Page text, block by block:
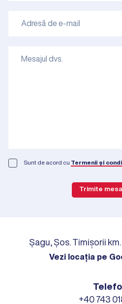
Șagu, Șos. Timișorii
Vezi locația pe
+40 743
Sunt de acord cu Termenii și
Trimite